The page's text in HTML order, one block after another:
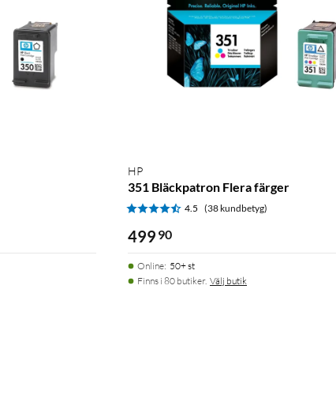
HP
351 Bläckpatron Flera färger
4.5 (38 kundbetyg)
499 90
Online: 50+ st
Finns i 80 butiker. Välj butik